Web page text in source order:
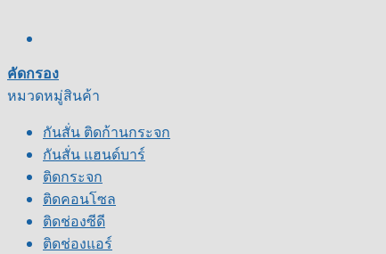
คัดกรอง
หมวดหมู่สินค้า
กันสั่น ติดก้านกระจก
กันสั่น แฮนด์บาร์
ติดกระจก
ติดคอนโซล
ติดช่องซีดี
ติดช่องแอร์